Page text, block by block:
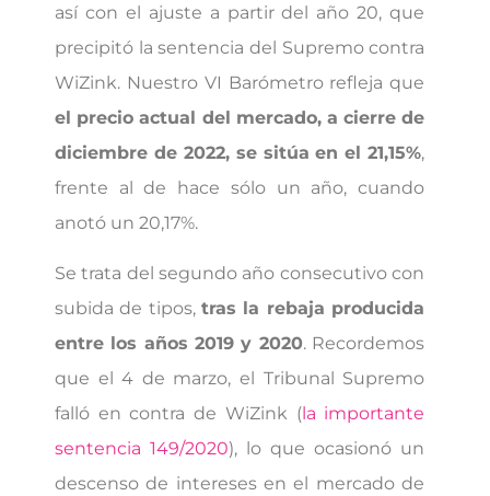
así con el ajuste a partir del año 20, que
precipitó la sentencia del Supremo contra
WiZink. Nuestro VI Barómetro refleja que
el precio actual del mercado, a cierre de
diciembre de 2022, se sitúa en el 21,15%,
frente al de hace sólo un año, cuando
anotó un 20,17%.
Se trata del segundo año consecutivo con
subida de tipos,tras la rebaja producida
entre los años 2019 y 2020. Recordemos
que el 4 de marzo, el Tribunal Supremo
falló en contra de WiZink (la importante
sentencia 149/2020), lo que ocasionó un
descenso de intereses en el mercado de